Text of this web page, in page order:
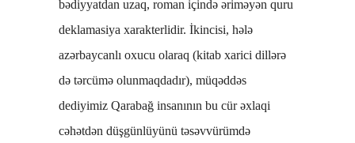
bədiyyatdan uzaq, roman içində əriməyən quru
deklamasiya xarakterlidir. İkincisi, hələ
azərbaycanlı oxucu olaraq (kitab xarici dillərə
də tərcümə olunmaqdadır), müqəddəs
dediyimiz Qarabağ insanının bu cür əxlaqi
cəhətdən düşgünlüyünü təsəvvürümdə